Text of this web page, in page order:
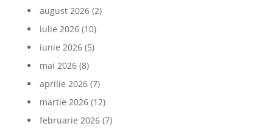
august 2026(2)
iulie 2026(10)
iunie 2026(5)
mai 2026(8)
aprilie 2026(7)
martie 2026(12)
februarie 2026(7)